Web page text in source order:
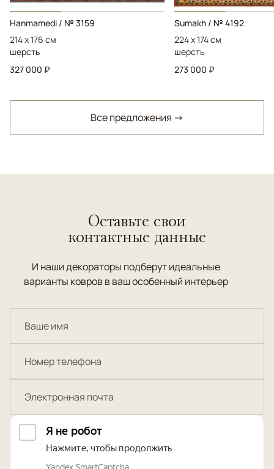
Hanmamedi / № 3159
214 x 176 см
шерсть
327 000 ₽
Sumakh / № 4192
224 x 174 см
шерсть
273 000 ₽
Все предложения →
Оставьте свои
контактные данные
И наши декораторы подберут идеальные
варианты ковров в ваш особенный интерьер